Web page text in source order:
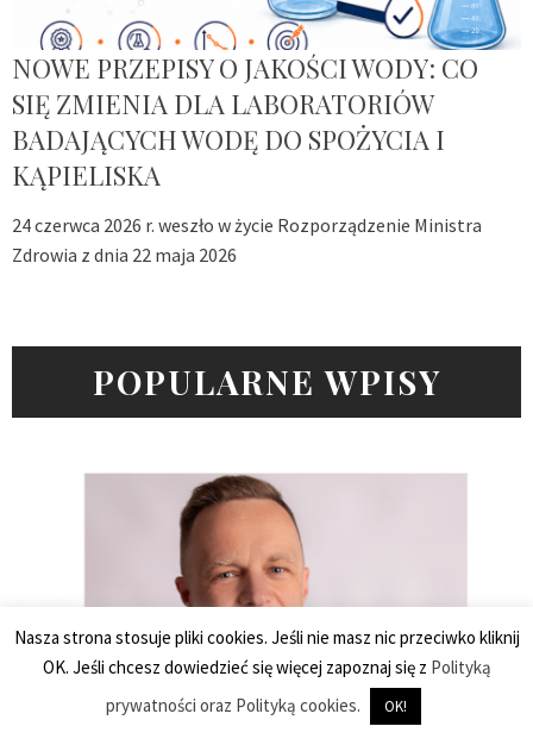
NOWE PRZEPISY O JAKOŚCI WODY: CO
SIĘ ZMIENIA DLA LABORATORIÓW
BADAJĄCYCH WODĘ DO SPOŻYCIA I
KĄPIELISKA
24 czerwca 2026 r. weszło w życie Rozporządzenie Ministra
Zdrowia z dnia 22 maja 2026
POPULARNE WPISY
Nasza strona stosuje pliki cookies. Jeśli nie masz nic przeciwko kliknij
OK. Jeśli chcesz dowiedzieć się więcej zapoznaj się z Polityką
prywatności oraz Polityką cookies.
OK!